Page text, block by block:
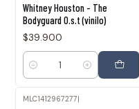
Whitney Houston - The
Bodyguard O.s.t (vinilo)
$39.900
Cantidad
MLC1412967277